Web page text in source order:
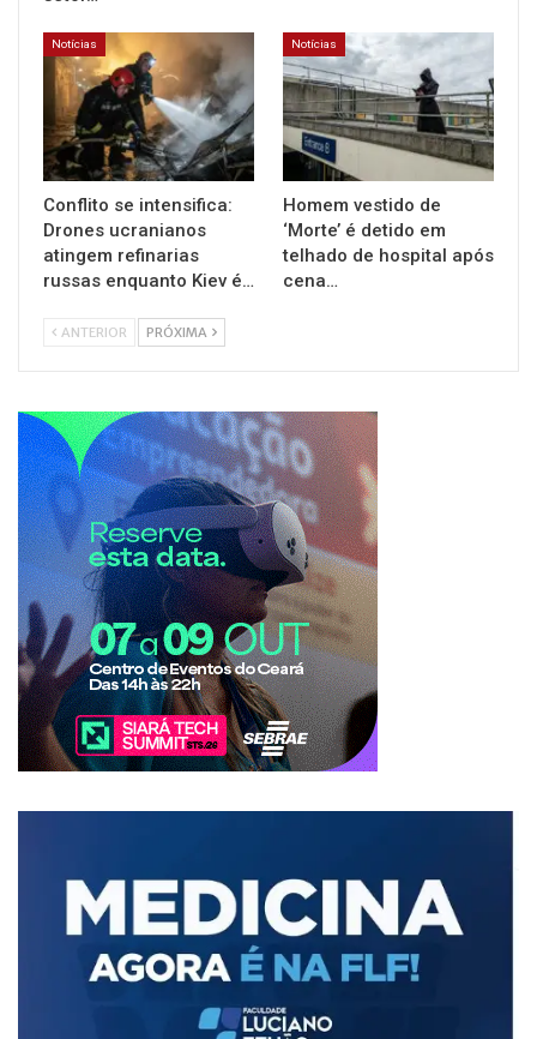
Notícias
Conflito se intensifica:
Drones ucranianos
atingem refinarias
russas enquanto Kiev é…
Notícias
Homem vestido de
‘Morte’ é detido em
telhado de hospital após
cena…
ANTERIOR PRÓXIMA